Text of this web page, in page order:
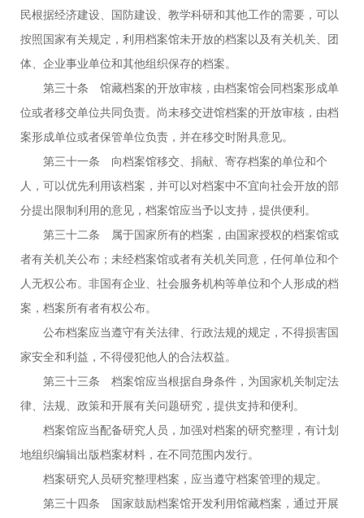
民根据经济建设、国防建设、教学科研和其他工作的需要，可以
按照国家有关规定，利用档案馆未开放的档案以及有关机关、团
体、企业事业单位和其他组织保存的档案。
第三十条 馆藏档案的开放审核，由档案馆会同档案形成单
位或者移交单位共同负责。尚未移交进馆档案的开放审核，由档
案形成单位或者保管单位负责，并在移交时附具意见。
第三十一条 向档案馆移交、捐献、寄存档案的单位和个
人，可以优先利用该档案，并可以对档案中不宜向社会开放的部
分提出限制利用的意见，档案馆应当予以支持，提供便利。
第三十二条 属于国家所有的档案，由国家授权的档案馆或
者有关机关公布；未经档案馆或者有关机关同意，任何单位和个
人无权公布。非国有企业、社会服务机构等单位和个人形成的档
案，档案所有者有权公布。
公布档案应当遵守有关法律、行政法规的规定，不得损害国
家安全和利益，不得侵犯他人的合法权益。
第三十三条 档案馆应当根据自身条件，为国家机关制定法
律、法规、政策和开展有关问题研究，提供支持和便利。
档案馆应当配备研究人员，加强对档案的研究整理，有计划
地组织编辑出版档案材料，在不同范围内发行。
档案研究人员研究整理档案，应当遵守档案管理的规定。
第三十四条 国家鼓励档案馆开发利用馆藏档案，通过开展